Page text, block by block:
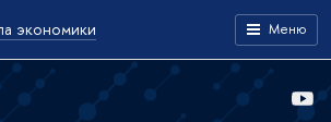
экономики Меню